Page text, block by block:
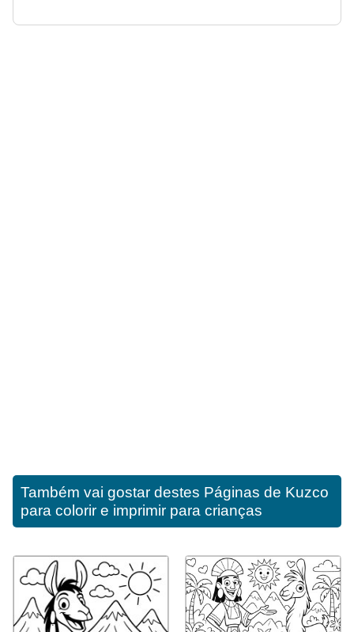
Também vai gostar destes Páginas de Kuzco
para colorir e imprimir para crianças